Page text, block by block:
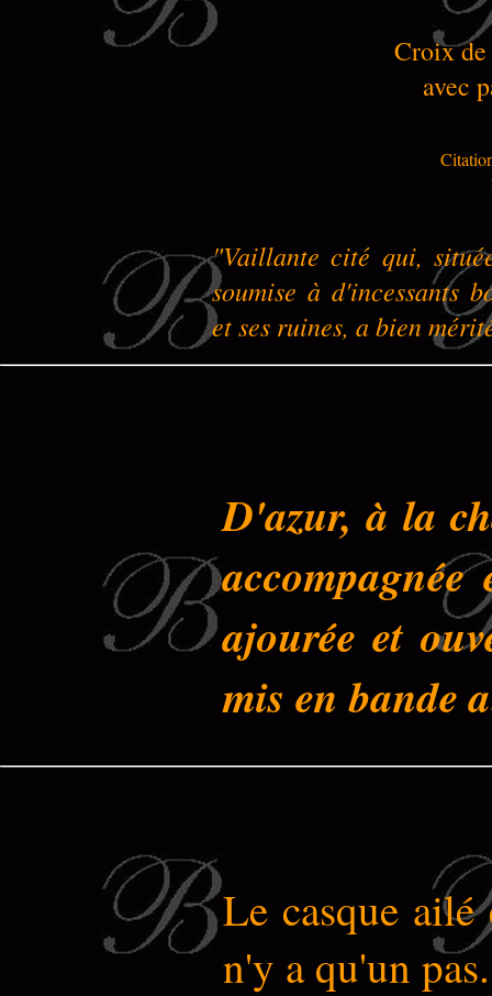
Croix
avec
"Vaillante cité qui,
soumise à d'incessants
et ses ruines, a bien
D'azur, à la
ajourée et
mis en bande
Le casque
n'y a qu'un pas.